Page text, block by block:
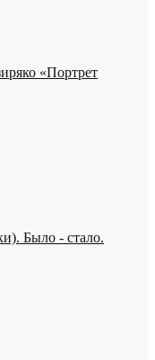
«Портрет
Было - стало.